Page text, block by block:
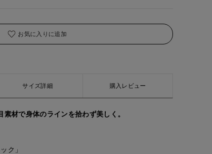
お気に入りに追加
サイズ詳細 購入レビュー
材で身体のラインを拾わず美しく。
ク」